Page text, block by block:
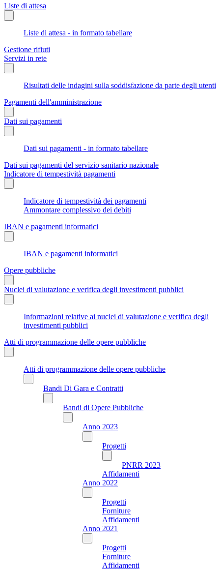
Liste di attesa
Liste di attesa - in formato tabellare
Gestione rifiuti
Servizi in rete
Risultati delle indagini sulla soddisfazione da parte degli utenti
Pagamenti dell'amministrazione
Dati sui pagamenti
Dati sui pagamenti - in formato tabellare
Dati sui pagamenti del servizio sanitario nazionale
Indicatore di tempestività pagamenti
Indicatore di tempestività dei pagamenti
Ammontare complessivo dei debiti
IBAN e pagamenti informatici
IBAN e pagamenti informatici
Opere pubbliche
Nuclei di valutazione e verifica degli investimenti pubblici
Informazioni relative ai nuclei di valutazione e verifica degli
investimenti pubblici
Atti di programmazione delle opere pubbliche
Atti di programmazione delle opere pubbliche
Bandi Di Gara e Contratti
Bandi di Opere Pubbliche
Anno 2023
Progetti
PNRR 2023
Affidamenti
Anno 2022
Progetti
Forniture
Affidamenti
Anno 2021
Progetti
Forniture
Affidamenti